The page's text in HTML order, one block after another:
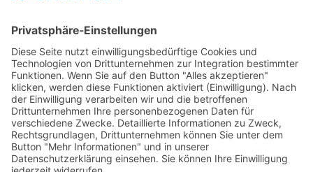
Karolingische Klosterstadt Meßkirch - Chronik
2017
10. April 2017
sofort lieferbar
96 Seiten, 21 x 21 cm
9,90 €